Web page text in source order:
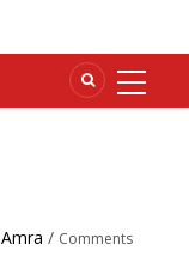
Amra / Comments